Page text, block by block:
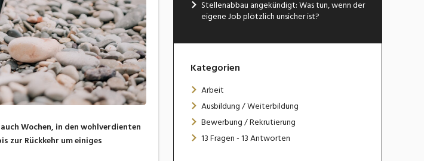
Wochen, in den wohlverdienten
zur Rückkehr um einiges
Stellenabbau angekündigt: Was tun, wenn der
eigene Job plötzlich unsicher ist?
Kategorien
Arbeit
Ausbildung / Weiterbildung
Bewerbung / Rekrutierung
13 Fragen - 13 Antworten